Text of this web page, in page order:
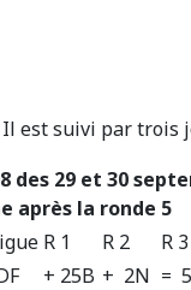
est suivi par trois
des 29 et 30
après la ronde 5
R 1 R 2 R 3
+ 25B + 2N =